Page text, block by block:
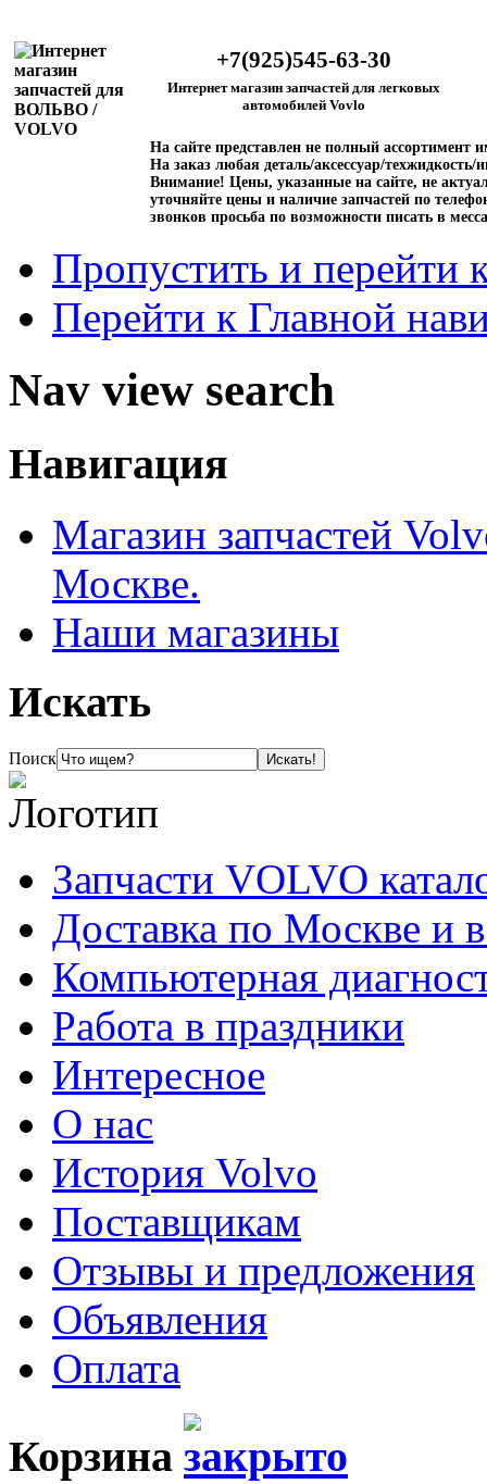
+7(925)545-63-30
Интернет магазин запчастей для легковых
автомобилей Vovlo
На сайте представлен не полный ассортимент
На заказ любая деталь/аксессуар/техжидкость/
Внимание! Цены, указанные на сайте, не
уточняйте цены и наличие запчастей по
звонков просьба по возможности писать в
Пропустить и перейти
Перейти к Главной
Nav view search
Навигация
Магазин запчастей
Москве.
Наши магазины
Искать
Поиск
Запчасти VOLVO
Доставка по Москве и
Компьютерная
Работа в праздники
Интересное
О нас
История Volvo
Поставщикам
Отзывы и предложения
Объявления
Оплата
Корзина